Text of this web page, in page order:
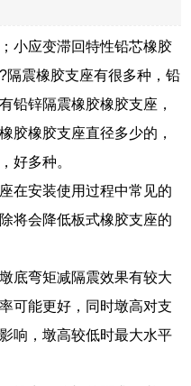
小应变滞回特性铅芯橡胶
隔震橡胶支座有很多种，铅
铅锌隔震橡胶橡胶支座，
胶橡胶支座直径多少的，
好多种。
在安装使用过程中常见的
将会降低板式橡胶支座的
底弯矩减隔震效果有较大
可能更好，同时墩高对支
响，墩高较低时最大水平